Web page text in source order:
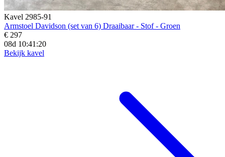
Kavel 2985-91
Armstoel Davidson (set van 6) Draaibaar - Stof - Groen
€ 297
08d 10:41:19
Bekijk kavel